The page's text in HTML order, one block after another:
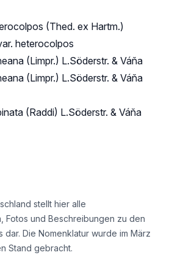
(Thed. ex Hartm.)
heterocolpos
(Limpr.) L.Söderstr. & Váňa
(Limpr.) L.Söderstr. & Váňa
(Raddi) L.Söderstr. & Váňa
stellt hier alle
Fotos und Beschreibungen zu den
dar. Die Nomenklatur wurde im März
Stand gebracht.